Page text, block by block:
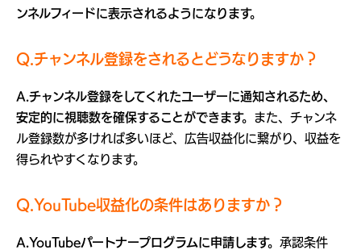
ンネルフィードに表示されるようになります。
Q.チャンネル登録をされるとどうなりますか？
A.チャンネル登録をしてくれたユーザーに通知されるため、
安定的に視聴数を確保することができます。 また、チャンネ
ル登録数が多ければ多いほど、広告収益化に繋がり、収益を
得られやすくなります。
Q.YouTube収益化の条件はありますか？
A.YouTubeパートナープログラムに申請します。 承認条件